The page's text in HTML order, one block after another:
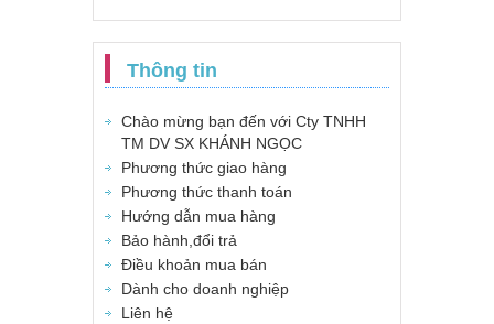
Thông tin
Chào mừng bạn đến với Cty TNHH
TM DV SX KHÁNH NGỌC
Phương thức giao hàng
Phương thức thanh toán
Hướng dẫn mua hàng
Bảo hành,đổi trả
Điều khoản mua bán
Dành cho doanh nghiệp
Liên hệ